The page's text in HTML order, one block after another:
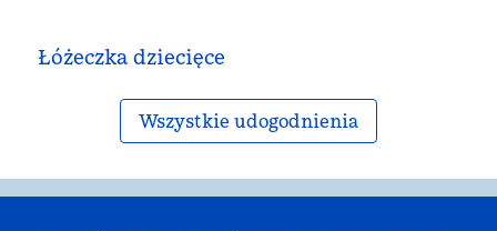
Łóżeczka dziecięce
Wszystkie udogodnienia